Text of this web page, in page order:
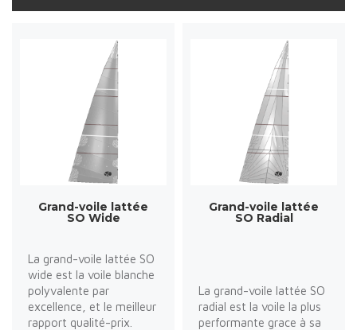
Grand-voile lattée
SO Wide
La grand-voile lattée SO
wide est la voile blanche
polyvalente par
excellence, et le meilleur
rapport qualité-prix.
Grand-voile lattée
SO Radial
La grand-voile lattée SO
radial est la voile la plus
performante grace à sa